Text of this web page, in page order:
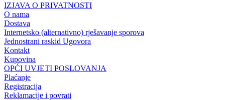
IZJAVA O PRIVATNOSTI
O nama
Dostava
Internetsko (alternativno) rješavanje sporova
Jednostrani raskid Ugovora
Kontakt
Kupovina
OPĆI UVJETI POSLOVANJA
Plaćanje
Registracija
Reklamacije i povrati